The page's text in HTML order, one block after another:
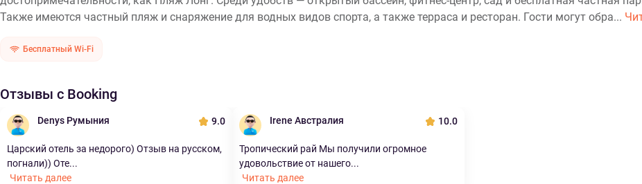
Также имеются частный пляж и снаряжение для водных видов спорта, а также терраса и ресторан. Гости могут обра...
Бесплатный Wi-Fi
Отзывы с Booking
Denys Румыния 9.0
Царский отель за недорого) Отзыв на русском,
погнали)) Оте...
Читать далее
Irene Австралия 10.0
Тропический рай Мы получили огромное
удовольствие от нашего...
Читать далее